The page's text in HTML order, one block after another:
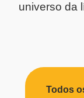
universo da
Todos